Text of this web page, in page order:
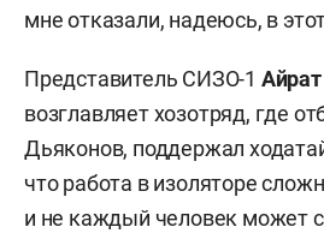
мне отказали, надеюсь, в
Представитель СИЗО-1
возглавляет хозотряд, где
Дьяконов, поддержал
что работа в изоляторе
и не каждый человек может с